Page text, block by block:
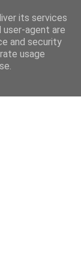
its services
user-agent are
and security
usage